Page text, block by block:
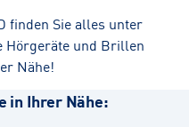
finden Sie alles unter
Hörgeräte und Brillen
Nähe!
in Ihrer Nähe: